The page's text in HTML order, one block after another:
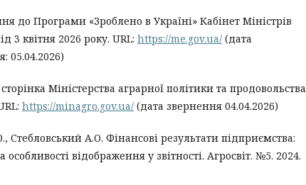
до Програми «Зроблено в Україні» Кабінет Міністрів
3 квітня 2026 року. URL: https://me.gov.ua/ (дата
05.04.2026)
Міністерства аграрної політики та продовольства
https://minagro.gov.ua/ (дата звернення 04.04.2026)
Стебловський А.О. Фінансові результати підприємства:
особливості відображення у звітності. Агросвіт. №5. 2024.